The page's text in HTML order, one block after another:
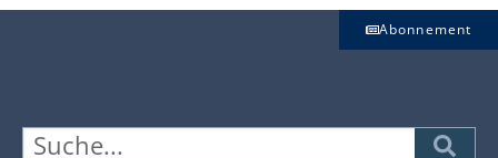
Abonnement